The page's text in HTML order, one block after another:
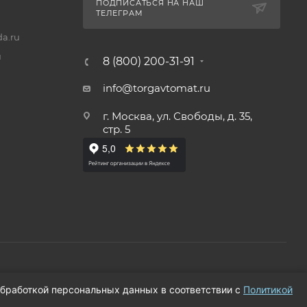
ПОДПИСАТЬСЯ НА НАШ
ТЕЛЕГРАМ
8 (800) 200-31-91
info@torgavtomat.ru
г. Москва, ул. Свободы, д. 35,
стр. 5
персональных данных в соответствии с Политикой